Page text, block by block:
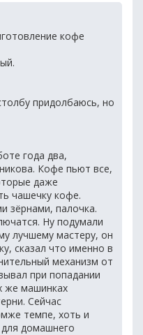
кофе
придолбаюсь, но
года два,
Кофе пьют все,
даже
чашечку кофе.
зёрнами, палочка.
Ну подумали
лучшему мастеру, он
сказал что именно в
механизм от
при попадании
же машинках
Сейчас
темпе, хоть и
домашнего